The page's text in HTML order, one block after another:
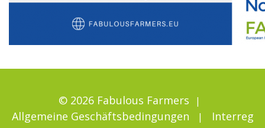
© 2026 Fabulous Farmers
Allgemeine Geschäftsbedingungen
Interreg